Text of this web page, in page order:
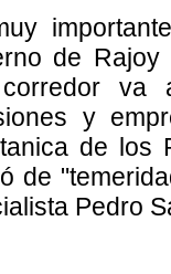
de
va
y
de los
de
Pedro